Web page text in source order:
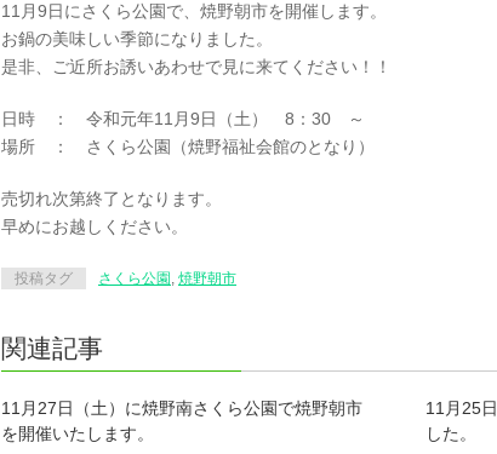
11月9日にさくら公園で、焼野朝市を開催します。
お鍋の美味しい季節になりました。
是非、ご近所お誘いあわせで見に来てください！！
日時 ： 令和元年11月9日（土） 8：30 ～
場所 ： さくら公園（焼野福祉会館のとなり）
売切れ次第終了となります。
早めにお越しください。
投稿タグ さくら公園 , 焼野朝市
関連記事
11月27日（土）に焼野南さくら公園で焼野朝市
を開催いたします。
11月25
した。